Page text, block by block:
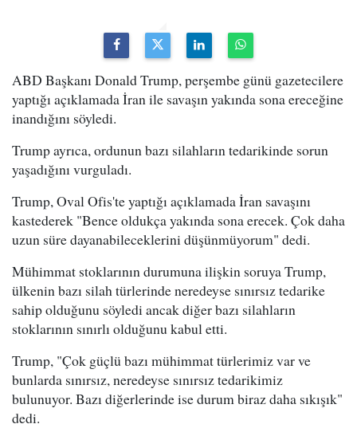
ABD Başkanı Donald Trump, perşembe günü gazetecilere
yaptığı açıklamada İran ile savaşın yakında sona ereceğine
inandığını söyledi.
Trump ayrıca, ordunun bazı silahların tedarikinde sorun
yaşadığını vurguladı.
Trump, Oval Ofis'te yaptığı açıklamada İran savaşını
kastederek "Bence oldukça yakında sona erecek. Çok daha
uzun süre dayanabileceklerini düşünmüyorum" dedi.
Mühimmat stoklarının durumuna ilişkin soruya Trump,
ülkenin bazı silah türlerinde neredeyse sınırsız tedarike
sahip olduğunu söyledi ancak diğer bazı silahların
stoklarının sınırlı olduğunu kabul etti.
Trump, "Çok güçlü bazı mühimmat türlerimiz var ve
bunlarda sınırsız, neredeyse sınırsız tedarikimiz
bulunuyor. Bazı diğerlerinde ise durum biraz daha sıkışık"
dedi.